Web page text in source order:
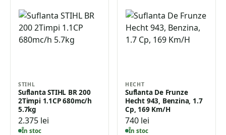
STIHL
Suflanta STIHL BR 200
2Timpi 1.1CP 680mc/h
5.7kg
2.375 lei
În stoc
HECHT
Suflanta De Frunze
Hecht 943, Benzina, 1.7
Cp, 169 Km/H
740 lei
În stoc